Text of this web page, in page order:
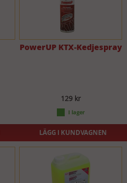
PowerUP KTX-Kedjespray
129 kr
LÄGG I KUNDVAGNEN